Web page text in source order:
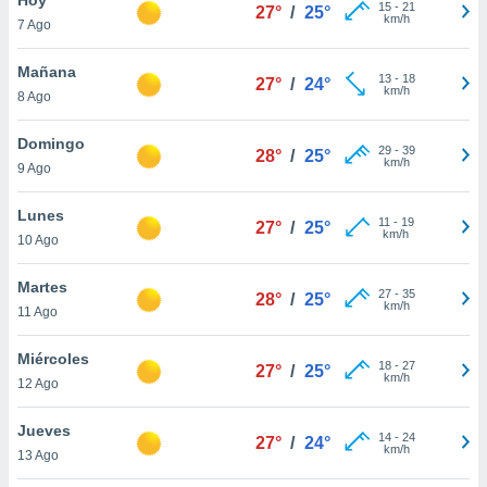
y
en
más
de
7 Ago
27° / 25° 15- 21
km/h
Mañana
8 Ago
27° / 24° 13- 18
km/h
Domingo
9 Ago
28° / 25° 29- 39
km/h
Lunes
10 Ago
27° / 25° 11 - 19
km/h
Martes
11 Ago
28° / 25° 27- 35
km/h
Miércoles
12 Ago
27° / 25° 18- 27
km/h
Jueves
13 Ago
27° / 24° 14- 24
km/h